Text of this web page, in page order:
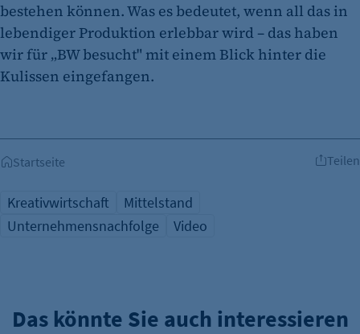
bestehen können. Was es bedeutet, wenn all das in
lebendiger Produktion erlebbar wird – das haben
wir für „BW besucht" mit einem Blick hinter die
Kulissen eingefangen.
Startseite Teilen
Kreativwirtschaft
Mittelstand
Unternehmensnachfolge
Video
Das könnte Sie auch interessieren